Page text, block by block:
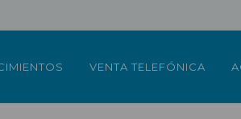
VENTA TELEFÓNICA